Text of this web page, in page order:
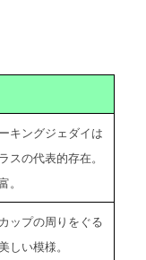
キングジェダイは
スの代表的存在。
。
ップの周りをぐる
しい模様。